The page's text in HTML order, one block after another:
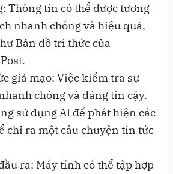
Thông tin có thể được tương
nhanh chóng và hiệu quả,
Bản đồ tri thức của
giả mạo: Việc kiểm tra sự
chóng và đáng tin cậy.
sử dụng AI để phát hiện các
chỉ ra một câu chuyện tin tức
ra: Máy tính có thể tập hợp